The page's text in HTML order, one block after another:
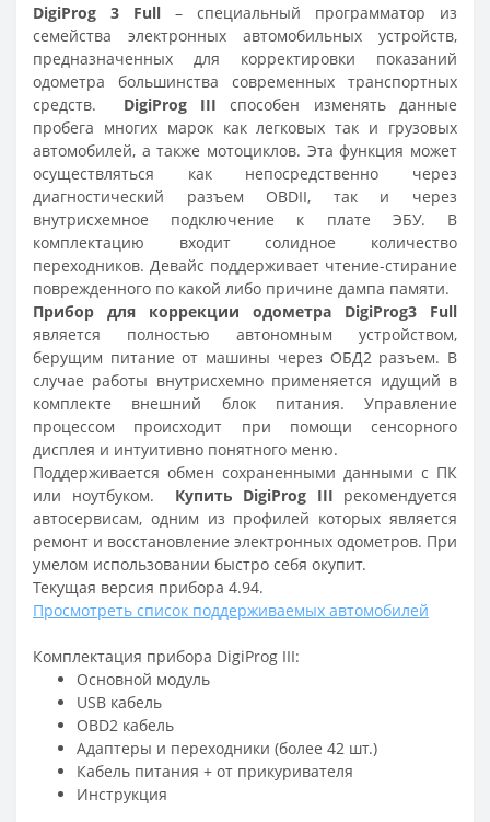
DigiProg 3 Full – специальный программатор из
семейства электронных автомобильных устройств,
предназначенных для корректировки показаний
одометра большинства современных транспортных
средств. DigiProg III способен изменять данные
пробега многих марок как легковых так и грузовых
автомобилей, а также мотоциклов. Эта функция может
осуществляться как непосредственно через
диагностический разъем OBDII, так и через
внутрисхемное подключение к плате ЭБУ. В
комплектацию входит солидное количество
переходников. Девайс поддерживает чтение-стирание
поврежденного по какой либо причине дампа памяти.
Прибор для коррекции одометра DigiProg3 Full
является полностью автономным устройством,
берущим питание от машины через ОБД2 разъем. В
случае работы внутрисхемно применяется идущий в
комплекте внешний блок питания. Управление
процессом происходит при помощи сенсорного
дисплея и интуитивно понятного меню.
Поддерживается обмен сохраненными данными с ПК
или ноутбуком. Купить DigiProg III рекомендуется
автосервисам, одним из профилей которых является
ремонт и восстановление электронных одометров. При
умелом использовании быстро себя окупит.
Текущая версия прибора 4.94.
Просмотреть список поддерживаемых автомобилей
Комплектация прибора DigiProg III:
Основной модуль
USB кабель
OBD2 кабель
Адаптеры и переходники (более 42 шт.)
Кабель питания + от прикуривателя
Инструкция